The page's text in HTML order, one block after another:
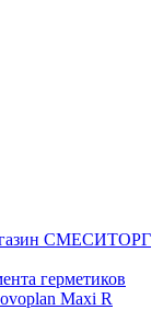
СМЕСИТОРГ
герметиков
Maxi R